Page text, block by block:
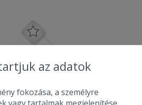
az adatok
fokozása, a személyre